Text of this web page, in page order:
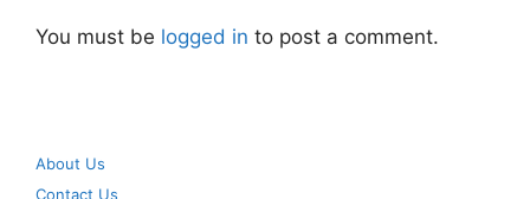
You must be logged in to post a comment.
About Us
Contact Us